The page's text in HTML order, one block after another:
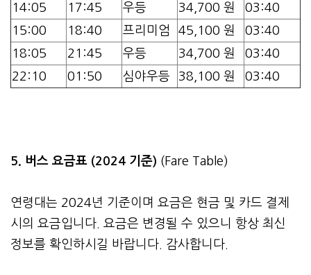
14:05
17:45 우등 34,700 원
03:40
15:00
18:40 프리미엄 45,100 원
03:40
18:05
21:45 우등 34,700 원
03:40
22:10
01:50 심야우등 38,100 원 03:40
5. 버스 요금표 (2024 기준) (Fare Table)
연령대는 2024년 기준이며 요금은 현금 및 카드 결제
시의 요금입니다. 요금은 변경될 수 있으니 항상 최신
정보를 확인하시길 바랍니다. 감사합니다.